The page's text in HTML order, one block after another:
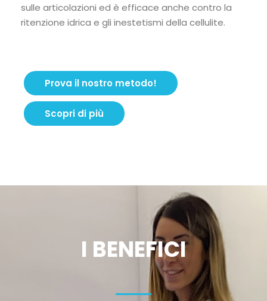
sulle articolazioni ed è efficace anche contro la
ritenzione idrica e gli inestetismi della cellulite.
Prova il nostro metodo!
Scopri di più
I BENEFICI